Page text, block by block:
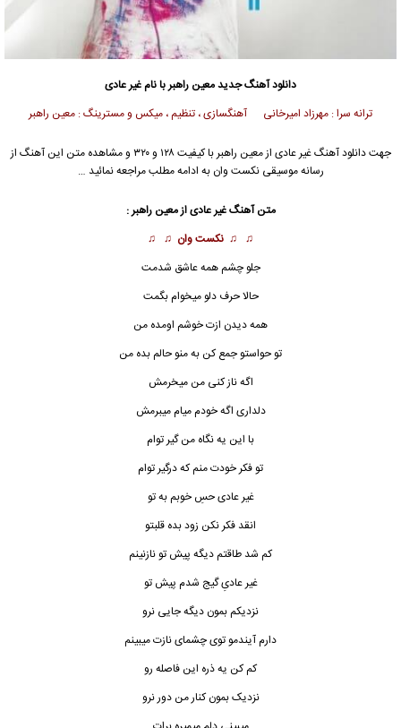
دانلود آهنگ جدیدمعین راهبربا نام غیر عادی
ترانه سرا : مهرزاد امیرخانی آهنگسازی ، تنظیم ، میکس و مسترینگ : معین راهبر
جهت دانلود آهنگ غیر عادی ازمعین راهبر
با کیفیت ۱۲۸ و ۳۲۰ و مشاهده متن این آهنگ از
رسانه موسیقی نکست وان به ادامه مطلب مراجعه نمائید …
متن آهنگغیر عادیازمعین راهبر:
♫ ♫ نکست وان ♫ ♫
جلو چشم همه عاشق شدمت
حالا حرف دلو میخوام بگمت
همه دیدن ازت خوشم اومده من
تو حواستو جمع کن به منو حالم بده من
اگه ناز کنی من میخرمش
دلداری اگه خودم میام میبرمش
با این یه نگاه من گیر توام
تو فکر خودت منم که درگیر توام
غیر عادی حسِ خوبم به تو
انقد فکر نکن زود بده قلبتو
کم شد طاقتم دیگه پیش تو نازنینم
غیرعادیِگیج شدم پیش تو
نزدیکم بمون دیگه جایی نرو
دارم آیندمو توی چشمای نازت میبینم
کم کن یه ذره این فاصله رو
نزدیک بمون کنار من دور نرو